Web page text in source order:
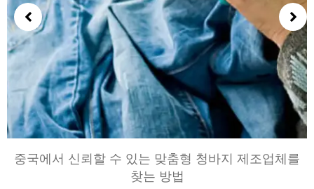
중국에서 신뢰할 수 있는 맞춤형 청바지 제조업체를
찾는 방법